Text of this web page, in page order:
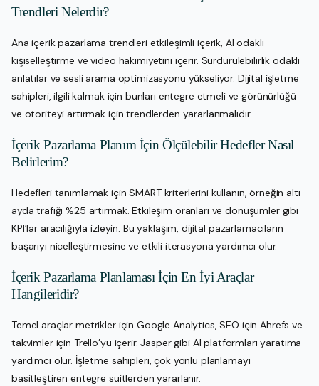
Trendleri Nelerdir?
Ana içerik pazarlama trendleri etkileşimli içerik, AI odaklı
kişiselleştirme ve video hakimiyetini içerir. Sürdürülebilirlik odaklı
anlatılar ve sesli arama optimizasyonu yükseliyor. Dijital işletme
sahipleri, ilgili kalmak için bunları entegre etmeli ve görünürlüğü
ve otoriteyi artırmak için trendlerden yararlanmalıdır.
İçerik Pazarlama Planım İçin Ölçülebilir Hedefler Nasıl
Belirlerim?
Hedefleri tanımlamak için SMART kriterlerini kullanın, örneğin altı
ayda trafiği %25 artırmak. Etkileşim oranları ve dönüşümler gibi
KPI’lar aracılığıyla izleyin. Bu yaklaşım, dijital pazarlamacıların
başarıyı nicelleştirmesine ve etkili iterasyona yardımcı olur.
İçerik Pazarlama Planlaması İçin En İyi Araçlar
Hangileridir?
Temel araçlar metrikler için Google Analytics, SEO için Ahrefs ve
takvimler için Trello’yu içerir. Jasper gibi AI platformları yaratıma
yardımcı olur. İşletme sahipleri, çok yönlü planlamayı
basitleştiren entegre suitlerden yararlanır.